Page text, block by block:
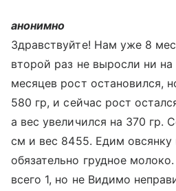
анонимно
Здравствуйте! Нам уже 8
второй раз не выросли ни
месяцев рост остановился,
580 гр, и сейчас рост
а вес увеличился на 370 гр.
см и вес 8455. Едим
обязательно грудное
всего 1, но не Видимо